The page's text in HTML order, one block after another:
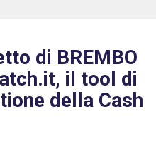
di BREMBO
il tool di
della Cash